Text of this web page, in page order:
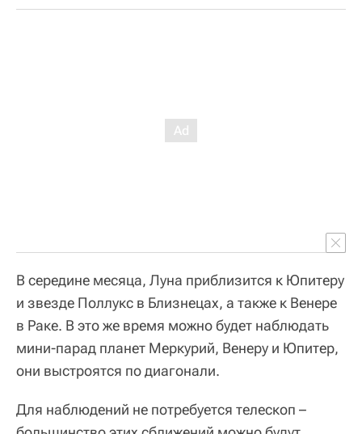
В середине месяца, Луна приблизится к Юпитеру
и звезде Поллукс в Близнецах, а также к Венере
в Раке. В это же время можно будет наблюдать
мини-парад планет Меркурий, Венеру и Юпитер,
они выстроятся по диагонали.
Для наблюдений не потребуется телескоп –